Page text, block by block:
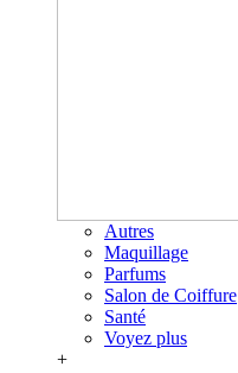
Autres
Maquillage
Parfums
Salon de Coiffure
Santé
Voyez plus
+